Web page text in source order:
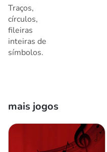
Traços,
círculos,
fileiras
inteiras de
símbolos.
mais jogos